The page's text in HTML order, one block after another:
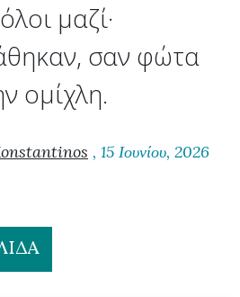
μαζί·
σαν φώτα
ομίχλη.
, 15 Ιουνίου, 2026